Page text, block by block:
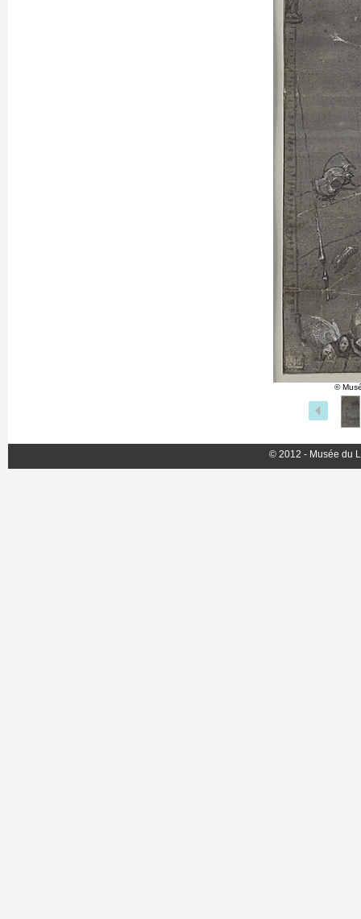
©
© 2012 - Musée du